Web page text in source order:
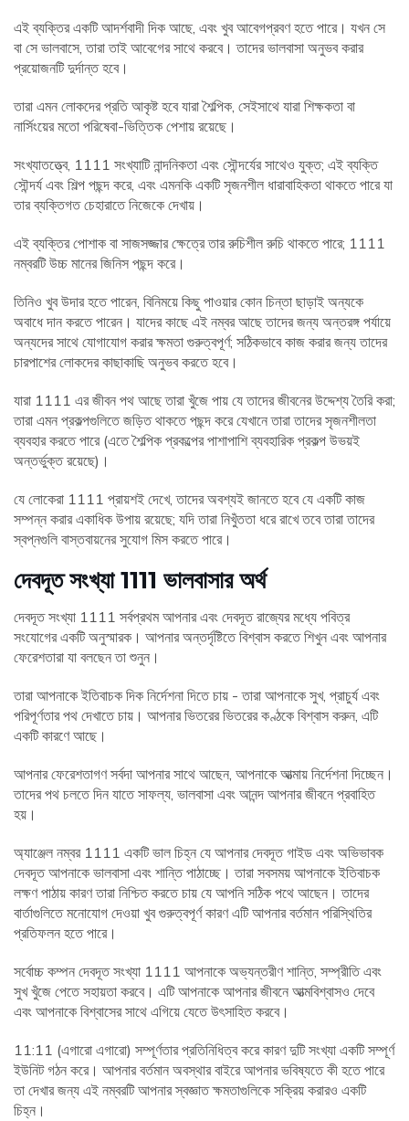
এই ব্যক্তির একটি আদর্শবাদী দিক আছে, এবং খুব আবেগপ্রবণ হতে পারে। যখন সে
বা সে ভালবাসে, তারা তাই আবেগের সাথে করবে। তাদের ভালবাসা অনুভব করার
প্রয়োজনটি দুর্দান্ত হবে।
তারা এমন লোকদের প্রতি আকৃষ্ট হবে যারা শৈল্পিক, সেইসাথে যারা শিক্ষকতা বা
নার্সিংয়ের মতো পরিষেবা-ভিত্তিক পেশায় রয়েছে।
সংখ্যাতত্ত্বে, 1111 সংখ্যাটি নান্দনিকতা এবং সৌন্দর্যের সাথেও যুক্ত; এই ব্যক্তি
সৌন্দর্য এবং শিল্প পছন্দ করে, এবং এমনকি একটি সৃজনশীল ধারাবাহিকতা থাকতে পারে যা
তার ব্যক্তিগত চেহারাতে নিজেকে দেখায়।
এই ব্যক্তির পোশাক বা সাজসজ্জার ক্ষেত্রে তার রুচিশীল রুচি থাকতে পারে; 1111
নম্বরটি উচ্চ মানের জিনিস পছন্দ করে।
তিনিও খুব উদার হতে পারেন, বিনিময়ে কিছু পাওয়ার কোন চিন্তা ছাড়াই অন্যকে
অবাধে দান করতে পারেন। যাদের কাছে এই নম্বর আছে তাদের জন্য অন্তরঙ্গ পর্যায়ে
অন্যদের সাথে যোগাযোগ করার ক্ষমতা গুরুত্বপূর্ণ; সঠিকভাবে কাজ করার জন্য তাদের
চারপাশের লোকদের কাছাকাছি অনুভব করতে হবে।
যারা 1111 এর জীবন পথ আছে তারা খুঁজে পায় যে তাদের জীবনের উদ্দেশ্য তৈরি করা;
তারা এমন প্রকল্পগুলিতে জড়িত থাকতে পছন্দ করে যেখানে তারা তাদের সৃজনশীলতা
ব্যবহার করতে পারে (এতে শৈল্পিক প্রকল্পের পাশাপাশি ব্যবহারিক প্রকল্প উভয়ই
অন্তর্ভুক্ত রয়েছে)।
যে লোকেরা 1111 প্রায়শই দেখে, তাদের অবশ্যই জানতে হবে যে একটি কাজ
সম্পন্ন করার একাধিক উপায় রয়েছে; যদি তারা নিখুঁততা ধরে রাখে তবে তারা তাদের
স্বপ্নগুলি বাস্তবায়নের সুযোগ মিস করতে পারে।
দেবদূত সংখ্যা 1111 ভালবাসার অর্থ
দেবদূত সংখ্যা 1111 সর্বপ্রথম আপনার এবং দেবদূত রাজ্যের মধ্যে পবিত্র
সংযোগের একটি অনুস্মারক। আপনার অন্তর্দৃষ্টিতে বিশ্বাস করতে শিখুন এবং আপনার
ফেরেশতারা যা বলছেন তা শুনুন।
তারা আপনাকে ইতিবাচক দিক নির্দেশনা দিতে চায় - তারা আপনাকে সুখ, প্রাচুর্য এবং
পরিপূর্ণতার পথ দেখাতে চায়। আপনার ভিতরের ভিতরের কণ্ঠকে বিশ্বাস করুন, এটি
একটি কারণে আছে।
আপনার ফেরেশতাগণ সর্বদা আপনার সাথে আছেন, আপনাকে আত্মায় নির্দেশনা দিচ্ছেন।
তাদের পথ চলতে দিন যাতে সাফল্য, ভালবাসা এবং আনন্দ আপনার জীবনে প্রবাহিত
হয়।
অ্যাঞ্জেল নম্বর 1111 একটি ভাল চিহ্ন যে আপনার দেবদূত গাইড এবং অভিভাবক
দেবদূত আপনাকে ভালবাসা এবং শান্তি পাঠাচ্ছে। তারা সবসময় আপনাকে ইতিবাচক
লক্ষণ পাঠায় কারণ তারা নিশ্চিত করতে চায় যে আপনি সঠিক পথে আছেন। তাদের
বার্তাগুলিতে মনোযোগ দেওয়া খুব গুরুত্বপূর্ণ কারণ এটি আপনার বর্তমান পরিস্থিতির
প্রতিফলন হতে পারে।
সর্বোচ্চ কম্পন দেবদূত সংখ্যা 1111 আপনাকে অভ্যন্তরীণ শান্তি, সম্প্রীতি এবং
সুখ খুঁজে পেতে সহায়তা করবে। এটি আপনাকে আপনার জীবনে আত্মবিশ্বাসও দেবে
এবং আপনাকে বিশ্বাসের সাথে এগিয়ে যেতে উৎসাহিত করবে।
11:11 (এগারো এগারো) সম্পূর্ণতার প্রতিনিধিত্ব করে কারণ দুটি সংখ্যা একটি সম্পূর্ণ
ইউনিট গঠন করে। আপনার বর্তমান অবস্থার বাইরে আপনার ভবিষ্যতে কী হতে পারে
তা দেখার জন্য এই নম্বরটি আপনার স্বজ্ঞাত ক্ষমতাগুলিকে সক্রিয় করারও একটি
চিহ্ন।